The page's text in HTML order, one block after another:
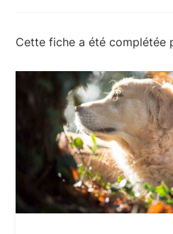
Cette fiche a été complétée